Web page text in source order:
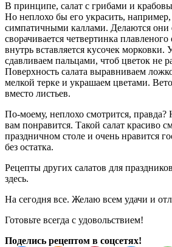
В принципе, салат с грибами и
Но неплохо бы его украсить,
симпатичными каллами. Делаются они
сворачивается четвертинка
внутрь вставляется кусочек морковки.
сдавливаем пальцами, чтоб цветок не
Поверхность салата выравниваем
мелкой терке и украшаем цветами.
вместо листьев.
По-моему, неплохо смотрится, правда?
вам понравится. Такой салат красиво
праздничном столе и очень нравится
без остатка.
Рецепты других салатов для
здесь.
На сегодня все. Желаю всем удачи и
Готовьте всегда с удовольствием!
Поделись рецептом в соцсетях!